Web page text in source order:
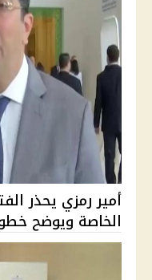
أمير رمزي يحذر
الخاصة ويوضح